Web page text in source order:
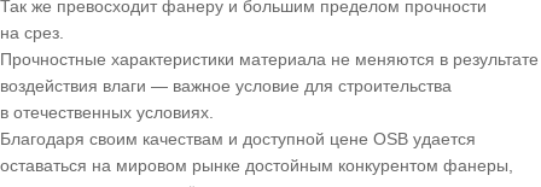
Так же превосходит фанеру и большим пределом прочности
на срез.
Прочностные характеристики материала не меняются в результате
воздействия влаги — важное условие для строительства
в отечественных условиях.
Благодаря своим качествам и доступной цене OSB удается
оставаться на мировом рынке достойным конкурентом фанеры,